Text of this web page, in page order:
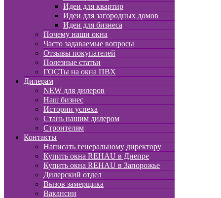
Идеи для квартир
Идеи для загородных домов
Идеи для бизнеса
Почему наши окна
Часто задаваемые вопросы
Отзывы покупателей
Полезные статьи
ГОСТы на окна ПВХ
Дилерам
NEW для дилеров
Наш бизнес
Истории успеха
Стань нашим дилером
Строителям
Контакты
Написать генеральному директору
Купить окна REHAU в Днепре
Купить окна REHAU в Запорожье
Дилерский отдел
Вызов замерщика
Вакансии